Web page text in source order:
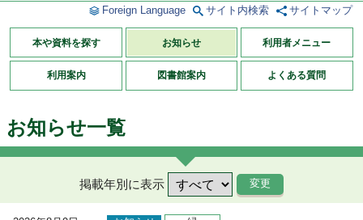
Foreign Language サイト内検索 サイトマップ
本や資料を探す お知らせ 利用者メニュー
利用案内 図書館案内 よくある質問
お知らせ一覧
掲載年別に表示